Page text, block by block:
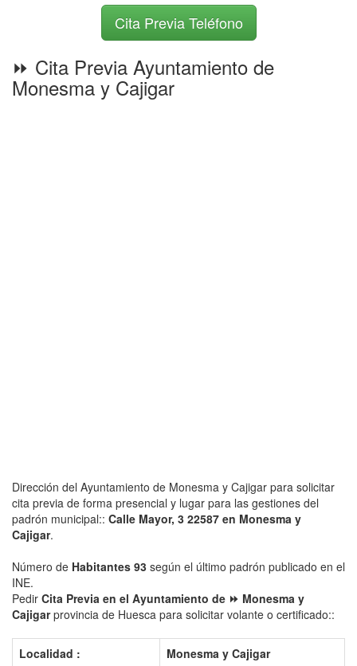
Cita Previa Teléfono
⏩ Cita Previa Ayuntamiento de
Monesma y Cajigar
Dirección del Ayuntamiento de Monesma y Cajigar para solicitar
cita previa de forma presencial y lugar para las gestiones del
padrón municipal:: Calle Mayor, 3 22587 en Monesma y
Cajigar.
Número de Habitantes 93 según el último padrón publicado en el
INE.
Pedir Cita Previa en el Ayuntamiento de ⏩ Monesma y
Cajigarprovincia de Huesca para solicitar volante o certificado::
Localidad : Monesma y Cajigar